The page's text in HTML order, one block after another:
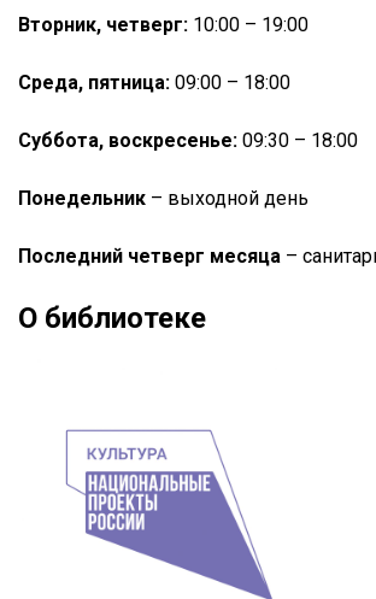
Вторник, четверг: 10:00 – 19:00
Среда, пятница: 09:00 – 18:00
Суббота, воскресенье: 09:30 – 18:00
Понедельник – выходной день
Последний четверг месяца –
О библиотеке